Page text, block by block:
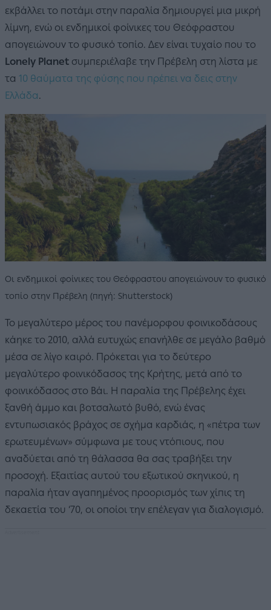
εκβάλλει το ποτάμι στην παραλία δημιουργεί μια μικρή
λίμνη, ενώ οι ενδημικοί φοίνικες του Θεόφραστου
απογειώνουν το φυσικό τοπίο. Δεν είναι τυχαίο που το
Lonely Planet συμπεριέλαβε την Πρέβελη στη λίστα με
τα 10 θαύματα της φύσης που πρέπει να δεις στην
Ελλάδα.
Οι ενδημικοί φοίνικες του Θεόφραστου απογειώνουν το φυσικό
τοπίο στην Πρέβελη (πηγή: Shutterstock)
Το μεγαλύτερο μέρος του πανέμορφου φοινικοδάσους
κάηκε το 2010, αλλά ευτυχώς επανήλθε σε μεγάλο βαθμό
μέσα σε λίγο καιρό. Πρόκεται για το δεύτερο
μεγαλύτερο φοινικόδασος της Κρήτης, μετά από το
φοινικόδασος στο Βάι. Η παραλία της Πρέβελης έχει
ξανθή άμμο και βοτσαλωτό βυθό, ενώ ένας
εντυπωσιακός βράχος σε σχήμα καρδιάς, η «πέτρα των
ερωτευμένων» σύμφωνα με τους ντόπιους, που
αναδύεται από τη θάλασσα θα σας τραβήξει την
προσοχή. Εξαιτίας αυτού του εξωτικού σκηνικού, η
παραλία ήταν αγαπημένος προορισμός των χίπις τη
δεκαετία του ‘70, οι οποίοι την επέλεγαν για διαλογισμό.